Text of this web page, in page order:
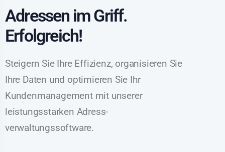
Adressen im Griff.
Erfolgreich!
Steigern Sie Ihre Effizienz, organisieren Sie
Ihre Daten und optimieren Sie Ihr
Kundenmanagement mit unserer
leistungsstarken Adress-
verwaltungssoftware.